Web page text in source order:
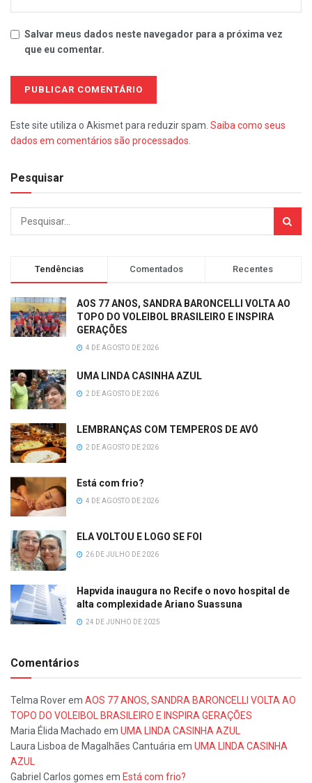
Salvar meus dados neste navegador para a próxima vez
que eu comentar.
Este site utiliza o Akismet para reduzir spam. Saiba como seus
dados em comentários são processados.
Pesquisar
Tendências Comentados Recentes
AOS 77 ANOS, SANDRA BARONCELLI VOLTA AO
TOPO DO VOLEIBOL BRASILEIRO E INSPIRA
GERAÇÕES
4 DE AGOSTO DE 2026
UMA LINDA CASINHA AZUL
2 DE AGOSTO DE 2026
LEMBRANÇAS COM TEMPEROS DE AVÓ
2 DE AGOSTO DE 2026
Está com frio?
4 DE AGOSTO DE 2026
ELA VOLTOU E LOGO SE FOI
26 DE JULHO DE 2026
Hapvida inaugura no Recife o novo hospital de
alta complexidade Ariano Suassuna
24 DE JUNHO DE 2025
Comentários
Telma Roverem AOS 77 ANOS, SANDRA BARONCELLI VOLTA AO
TOPO DO VOLEIBOL BRASILEIRO E INSPIRA GERAÇÕES
Maria Élida Machado em UMA LINDA CASINHA AZUL
Laura Lisboa de Magalhães Cantuária em UMA LINDA CASINHA
AZUL
Gabriel Carlos gomes em Está com frio?